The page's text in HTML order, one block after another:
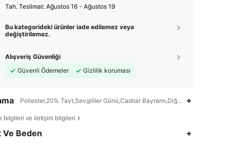
Tah. Teslimat: Ağustos 16 - Ağustos 19
Bu kategorideki ürünler iade edilemez veya
değiştirilemez.
Alışveriş Güvenliği
Güvenli Ödemeler
Gizlilik koruması
Poliester,20% Tayt,Sevgililer Günü,Cadılar Bayramı,Diğer
bilgileri ve iletişim bilgileri
Ve Beden